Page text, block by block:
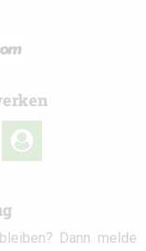
user-
circle
Dann melde